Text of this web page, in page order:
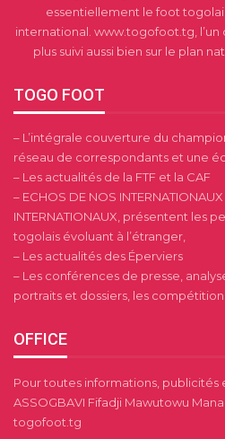
essentiellement le foot
international. www.togofoot.tg, l’un
plus suivi aussi bien sur le plan
TOGO FOOT
– L’intégrale couverture du
réseau de correspondants et une
– Les actualités de la FTF et la CAF
– ECHOS DE NOS
INTERNATIONAUX, présentent les
togolais évoluant à l’étranger,
– Les actualités des Éperviers
– Les conférences de presse,
portraits et dossiers, les
OFFICE
Pour toutes informations,
ASSOGBAVI Fifadji Mawutowu
togofoot.tg